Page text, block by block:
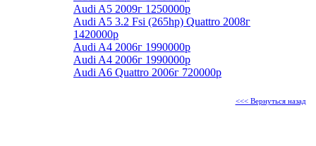
Audi A5 2009г 1250000р
Audi A5 3.2 Fsi (265hp) Quattro 2008г
1420000р
Audi A4 2006г 1990000р
Audi A4 2006г 1990000р
Audi A6 Quattro 2006г 720000р
<<< Вернуться назад